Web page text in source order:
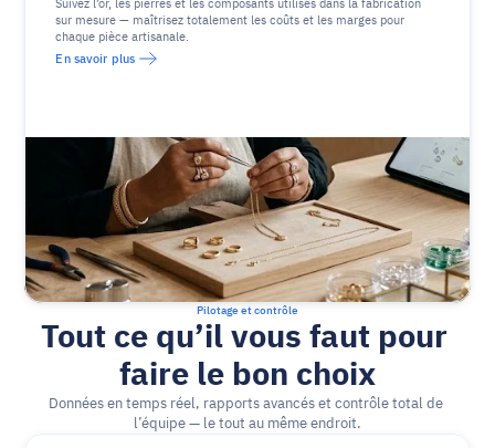
Suivez l’or, les pierres et les composants utilisés dans la fabrication
sur mesure — maîtrisez totalement les coûts et les marges pour
chaque pièce artisanale.
En savoir plus
Pilotage et contrôle
Tout ce qu’il vous faut pour
faire le bon choix
Données en temps réel, rapports avancés et contrôle total de
l’équipe — le tout au même endroit.